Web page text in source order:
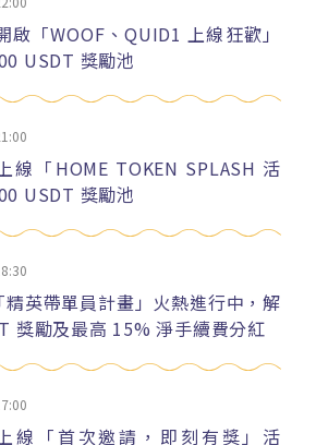
啟「WOOF、QUID1 上線狂歡」
USDT 獎勵池
線「HOME TOKEN SPLASH 活
USDT 獎勵池
英帶單員計畫」火熱進行中，解
獎勵及最高 15% 淨手續費分紅
線「首次邀請，即刻有獎」活